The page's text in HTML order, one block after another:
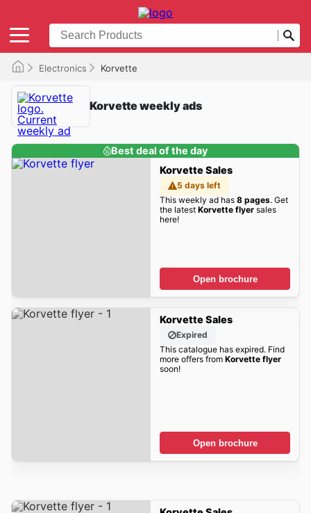
Electronics Korvette
Korvette weekly ads
Best deal of the day
Korvette Sales
5 days left
This weekly ad has 8 pages. Get
the latest Korvette flyersales
here!
Open brochure
Korvette Sales
Expired
This catalogue has expired. Find
more offers from Korvette flyer
soon!
Open brochure